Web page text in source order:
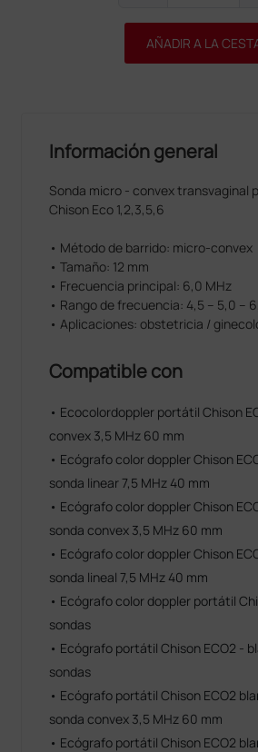
AÑADIR A LA
Información general
Sonda micro - convex transvaginal
Chison Eco 1,2,3,5,6
• Método de barrido: micro-convex
• Tamaño: 12 mm
• Frecuencia principal: 6,0 MHz
• Rango de frecuencia: 4,5 – 5,0 –
• Aplicaciones: obstetricia /
Compatible con
• Ecocolordoppler portátil Chison
convex 3,5 MHz 60 mm
• Ecógrafo color doppler Chison
sonda linear 7,5 MHz 40 mm
• Ecógrafo color doppler Chison
sonda convex 3,5 MHz 60 mm
• Ecógrafo color doppler Chison
sonda lineal 7,5 MHz 40 mm
• Ecógrafo color doppler portátil
sondas
• Ecógrafo portátil Chison ECO2 -
sondas
• Ecógrafo portátil Chison ECO2
sonda convex 3,5 MHz 60 mm
• Ecógrafo portátil Chison ECO2